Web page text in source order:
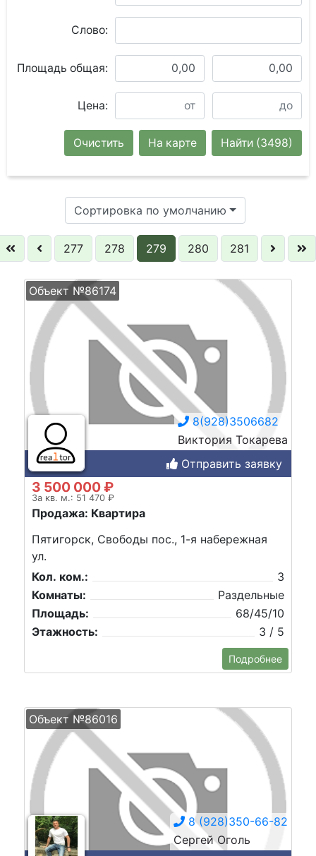
Слово:
Площадь общая:
Цена:
Найти (3498)
На карте
Очистить
Сортировка по умолчанию
277 278 279 280 281
Объект №86174
8(928)3506682
Виктория Токарева
Отправить заявку
3 500 000 ₽
За кв. м.: 51 470 ₽
Продажа: Квартира
Пятигорск, Свободы пос., 1-я набережная
ул.
Кол. ком.:
3
Комнаты:
Раздельные
Площадь:
68/45/10
Этажность:
3 / 5
Подробнее
Объект №86016
8 (928)350-66-82
Сергей Оголь